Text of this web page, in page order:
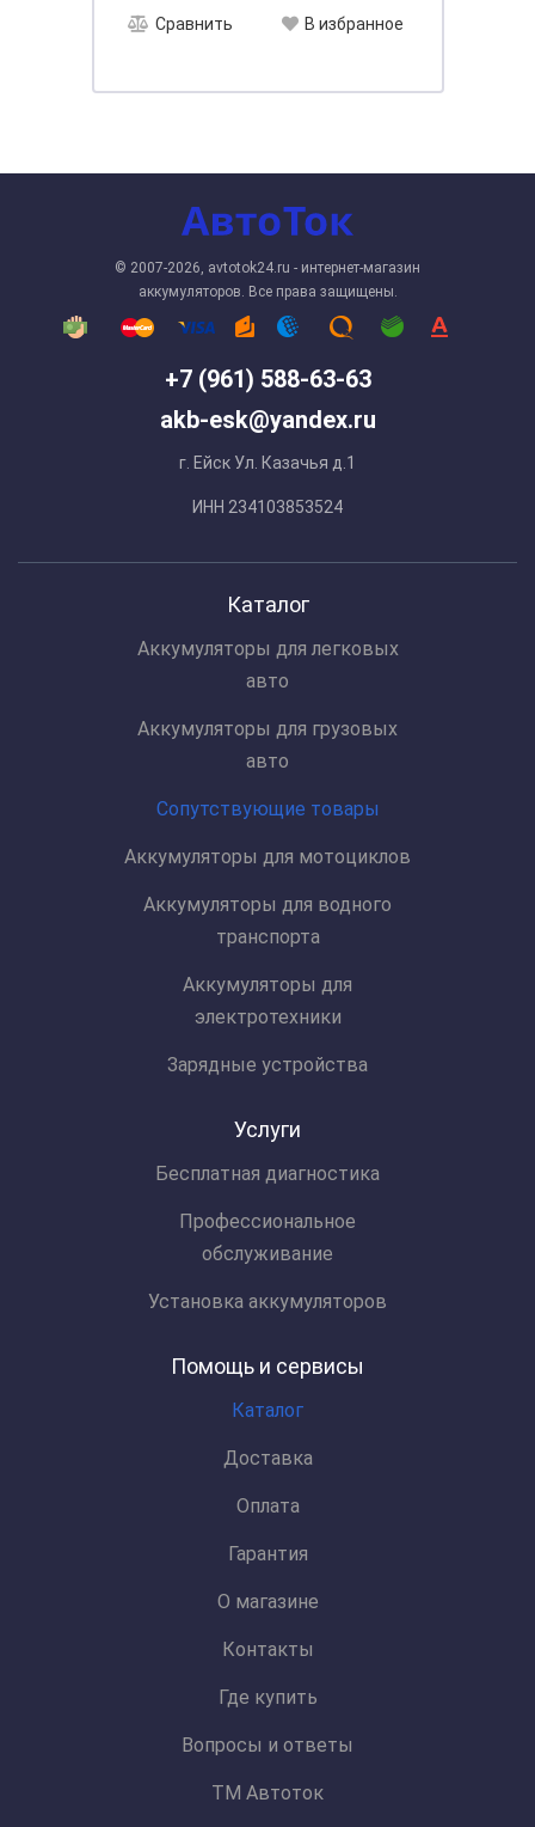
Сравнить В избранное
+7 (961) 588-63-63
akb-esk@yandex.ru
г. Ейск Ул. Казачья д.1
ИНН 234103853524
© 2007-2026, avtotok24.ru - интернет-магазин
аккумуляторов. Все права защищены.
Каталог
Аккумуляторы для легковых
авто
Аккумуляторы для грузовых
авто
Сопутствующие товары
Аккумуляторы для мотоциклов
Аккумуляторы для водного
транспорта
Аккумуляторы для
электротехники
Зарядные устройства
Услуги
Бесплатная диагностика
Профессиональное
обслуживание
Установка аккумуляторов
Помощь и сервисы
Каталог
Доставка
Оплата
Гарантия
О магазине
Контакты
Где купить
Вопросы и ответы
ТМ Автоток